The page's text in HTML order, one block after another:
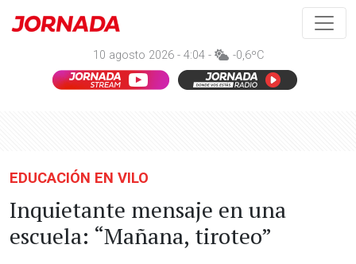
10 agosto 2026 - 4:04 - -0,6ºC
EDUCACIÓN EN VILO
Inquietante mensaje en una
escuela: “Mañana, tiroteo”